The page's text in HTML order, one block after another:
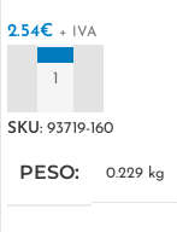
2.54€ + IVA
SKU: 93719-160
PESO 0.229 kg